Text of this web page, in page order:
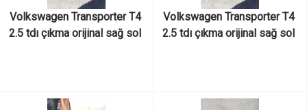
Volkswagen Transporter T4
2.5 tdı çıkma orijinal sağ sol
Volkswagen Transporter T4
2.5 tdı çıkma orijinal sağ sol